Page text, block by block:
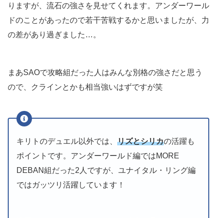
りますが、流石の強さを見せてくれます。アンダーワール
ドのことがあったので若干苦戦するかと思いましたが、力
の差があり過ぎました…。
まあSAOで攻略組だった人はみんな別格の強さだと思う
ので、クラインとかも相当強いはずですが笑
キリトのデュエル以外では、 リズとシリカの活躍も
ポイントです。アンダーワールド編ではMORE
DEBAN組だった2人ですが、ユナイタル・リング編
ではガッツリ活躍しています！